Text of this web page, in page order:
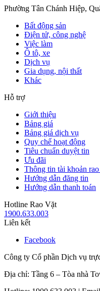
Phường Tân Chánh Hiệp,
Bất động sản
Điện tử, công nghệ
Việc làm
Ô tô, xe
Dịch vụ
Gia dụng, nội thất
Khác
Hỗ trợ
Giới thiệu
Bảng giá
Bảng giá dịch vụ
Quy chế hoạt động
Tiêu chuẩn duyệt tin
Ưu đãi
Thông tin tài khoản
Hướng dẫn đăng tin
Hướng dẫn thanh toán
Hotline Rao Vặt
1900.633.003
Liên kết
Facebook
Công ty Cổ phần Dịch vụ
Địa chỉ: Tầng 6 – Tòa nhà